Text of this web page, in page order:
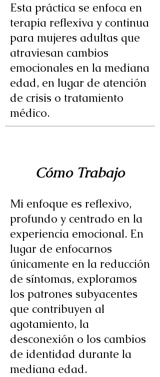
Esta práctica se enfoca en
terapia reflexiva y continua
para mujeres adultas que
atraviesan cambios
emocionales en la mediana
edad, en lugar de atención
de crisis o tratamiento
médico.
Cómo Trabajo
Mi enfoque es reflexivo,
profundo y centrado en la
experiencia emocional. En
lugar de enfocarnos
únicamente en la reducción
de síntomas, exploramos
los patrones subyacentes
que contribuyen al
agotamiento, la
desconexión o los cambios
de identidad durante la
mediana edad.